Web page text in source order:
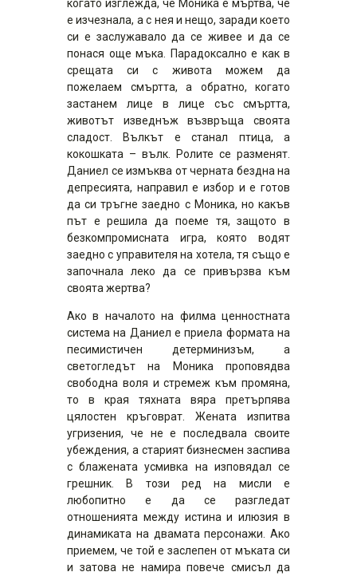
когато изглежда, че Моника е мъртва, че
е изчезнала, а с нея и нещо, заради което
си е заслужавало да се живее и да се
понася още мъка. Парадоксално е как в
срещата си с живота можем да
пожелаем смъртта, а обратно, когато
застанем лице в лице със смъртта,
животът изведнъж възвръща своята
сладост. Вълкът е станал птица, а
кокошката – вълк. Ролите се разменят.
Даниел се измъква от черната бездна на
депресията, направил е избор и е готов
да си тръгне заедно с Моника, но какъв
път е решила да поеме тя, защото в
безкомпромисната игра, която водят
заедно с управителя на хотела, тя също е
започнала леко да се привързва към
своята жертва?
Ако в началото на филма ценностната
система на Даниел е приела формата на
песимистичен детерминизъм, а
светогледът на Моника проповядва
свободна воля и стремеж към промяна,
то в края тяхната вяра претърпява
цялостен кръговрат. Жената изпитва
угризения, че не е последвала своите
убеждения, а старият бизнесмен заспива
с блажената усмивка на изповядал се
грешник. В този ред на мисли е
любопитно е да се разгледат
отношенията между истина и илюзия в
динамиката на двамата персонажи. Ако
приемем, че той е заслепен от мъката си
и затова не намира повече смисъл да